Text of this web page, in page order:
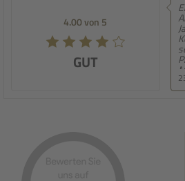
5.00 von
SEHR
Empfehlung!
Anette Elisa
Jahr. Aber
Kohlmann
seit Start der
Profis. Alle
Mandate liefen
und es war
Betreuung
Manager-in
Anette Elias
super Team